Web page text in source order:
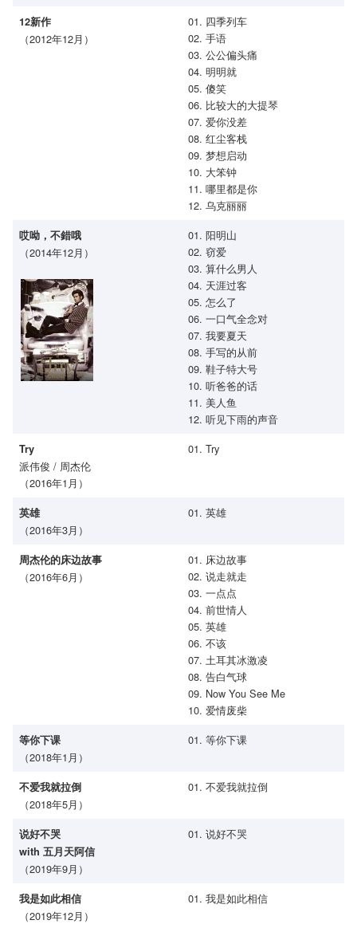
12新作
（2012年12月）
01. 四季列车
02. 手语
03. 公公偏头痛
04. 明明就
05. 傻笑
06. 比较大的大提琴
07. 爱你没差
08. 红尘客栈
09. 梦想启动
10. 大笨钟
11. 哪里都是你
12. 乌克丽丽
哎呦，不錯哦
（2014年12月）
01. 阳明山
02. 窃爱
03. 算什么男人
04. 天涯过客
05. 怎么了
06. 一口气全念对
07. 我要夏天
08. 手写的从前
09. 鞋子特大号
10. 听爸爸的话
11. 美人鱼
12. 听见下雨的声音
Try
派伟俊 / 周杰伦
（2016年1月）
01. Try
英雄
（2016年3月）
01. 英雄
周杰伦的床边故事
（2016年6月）
01. 床边故事
02. 说走就走
03. 一点点
04. 前世情人
05. 英雄
06. 不该
07. 土耳其冰激凌
08. 告白气球
09. Now You See Me
10. 爱情废柴
等你下课
（2018年1月）
01. 等你下课
不爱我就拉倒
（2018年5月）
01. 不爱我就拉倒
说好不哭
with 五月天阿信
（2019年9月）
01. 说好不哭
我是如此相信
（2019年12月）
01. 我是如此相信